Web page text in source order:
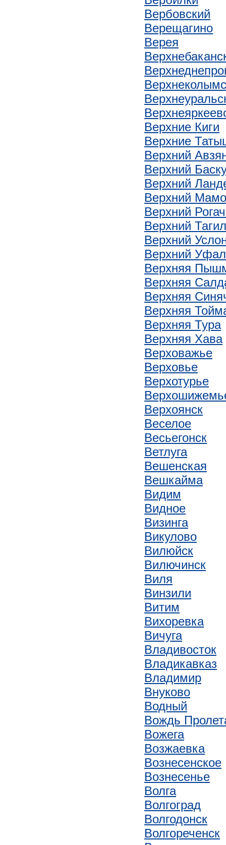
Вербовский
Верещагино
Верея
Верхние Киги
Верхние
Верхний
Верхний
Верхний
Верхний
Верхний
Верхний Тагил
Верхний
Верхний
Верхняя
Верхняя
Верхняя
Верхняя
Верхняя Тура
Верхняя Хава
Верховажье
Верховье
Верхотурье
Верхоянск
Веселое
Весьегонск
Ветлуга
Вешенская
Вешкайма
Видим
Видное
Визинга
Викулово
Вилюйск
Вилючинск
Виля
Винзили
Витим
Вихоревка
Вичуга
Владивосток
Владикавказ
Владимир
Внуково
Водный
Вождь
Вожега
Возжаевка
Вознесенское
Вознесенье
Волга
Волгоград
Волгодонск
Волгореченск